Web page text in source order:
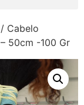
/ Cabelo
50cm -100 Gr